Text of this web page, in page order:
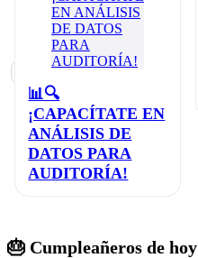
📊🔍
¡CAPACÍTATE EN
ANÁLISIS DE
DATOS PARA
AUDITORÍA!
🎂 Cumpleañeros de hoy